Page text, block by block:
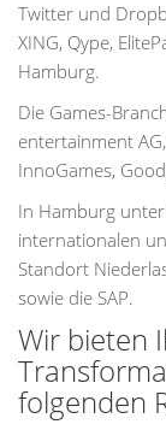
Twitter und
XING, Qype,
Hamburg.
Die Games-
entertainment
InnoGames,
In Hamburg
internationalen
Standort
sowie die SAP.
Wir bieten
folgenden